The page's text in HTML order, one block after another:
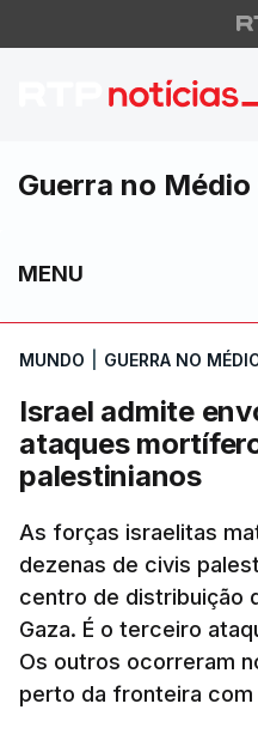
Israel
Guerra no
MENU
MUNDO GUERRA NO
Israel admite
ataques
palestinianos
As forças israelitas
dezenas de civis
centro de distribuição
Gaza. É o terceiro
Os outros ocorreram
perto da fronteira com